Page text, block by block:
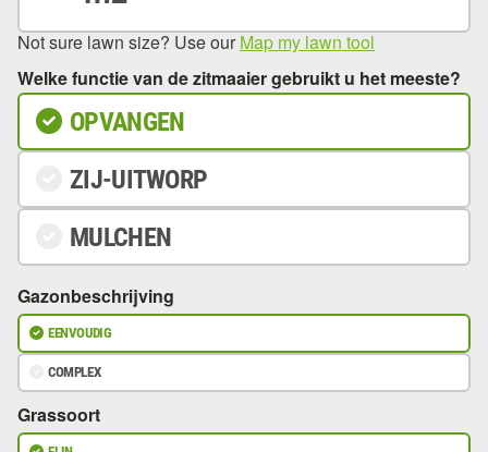
Not sure lawn size? Use our Map my lawn tool
Welke functie van de zitmaaier gebruikt u het meeste?
OPVANGEN
ZIJ-UITWORP
MULCHEN
Gazonbeschrijving
EENVOUDIG
COMPLEX
Grassoort